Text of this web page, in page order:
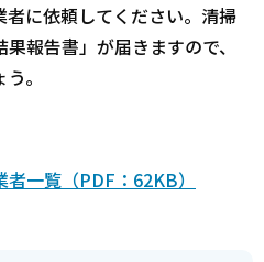
に依頼してください。清掃
報告書」が届きますので、
。
一覧（PDF：62KB）